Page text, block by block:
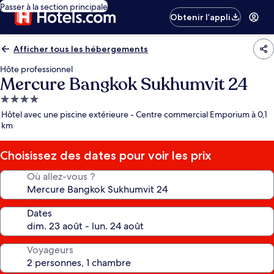
Passer à la section principale
Obtenir l’appli
Afficher tous les hébergements
Hôte professionnel
Mercure Bangkok Sukhumvit 24
Hébergement
4.0 étoiles
Hôtel avec une piscine extérieure - Centre commercial Emporium à 0,1
km
Choisissez des dates pour voir les prix
Où allez-vous ?
Dates
Voyageurs